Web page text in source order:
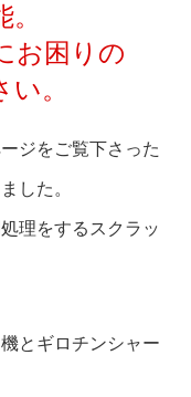
お困りの
。
ジをご覧下さった
した。
理をするスクラッ
とギロチンシャー